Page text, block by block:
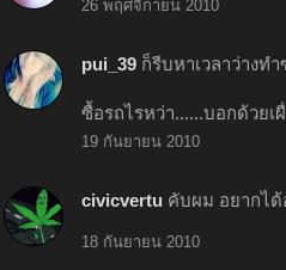
26 พฤศจิกายน 2010
pui_39 ก็รีบหาเวลาว่างท
ซื้อรถไรหว่า......บอกด้วยเ
19 กันยายน 2010
civicvertu คับผม อยากได้
18 กันยายน 2010